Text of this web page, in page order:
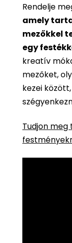
Rendelje
amely
mezőkkel
egy
kreatív
mezőket,
kezei
Tudjon